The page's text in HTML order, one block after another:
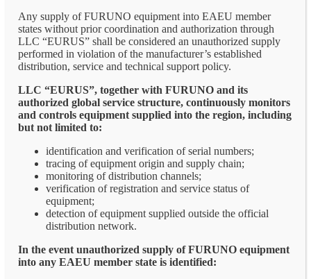
Any supply of FURUNO equipment into EAEU member
states without prior coordination and authorization through
LLC “EURUS” shall be considered an unauthorized supply
performed in violation of the manufacturer’s established
distribution, service and technical support policy.
LLC “EURUS”, together with FURUNO and its
authorized global service structure, continuously monitors
and controls equipment supplied into the region, including
but not limited to:
identification and verification of serial numbers;
tracing of equipment origin and supply chain;
monitoring of distribution channels;
verification of registration and service status of
equipment;
detection of equipment supplied outside the official
distribution network.
In the event unauthorized supply of FURUNO equipment
into any EAEU member state is identified: